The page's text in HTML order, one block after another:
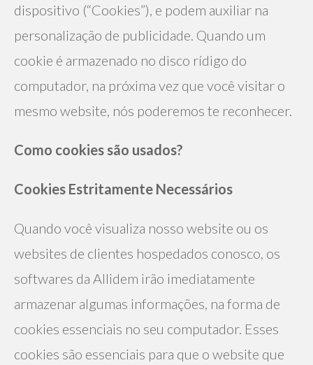
dispositivo (“Cookies”), e podem auxiliar na
personalização de publicidade. Quando um
cookie é armazenado no disco rídigo do
computador, na próxima vez que você visitar o
mesmo website, nós poderemos te reconhecer.
Como cookies são usados?
Cookies Estritamente Necessários
Quando você visualiza nosso website ou os
websites de clientes hospedados conosco, os
softwares da Allidem irão imediatamente
armazenar algumas informações, na forma de
cookies essenciais no seu computador. Esses
cookies são essenciais para que o website que